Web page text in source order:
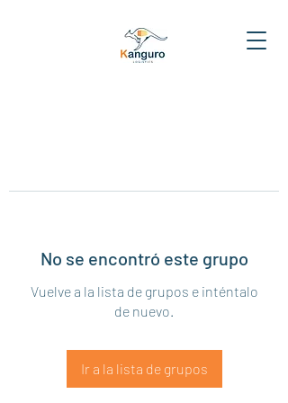
No se encontró este grupo
Vuelve a la lista de grupos e inténtalo
de nuevo.
Ir a la lista de grupos